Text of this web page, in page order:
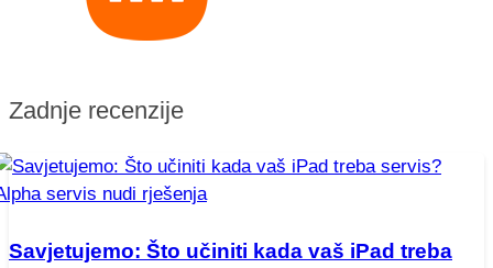
Zadnje recenzije
Savjetujemo: Što učiniti kada vaš iPad treba